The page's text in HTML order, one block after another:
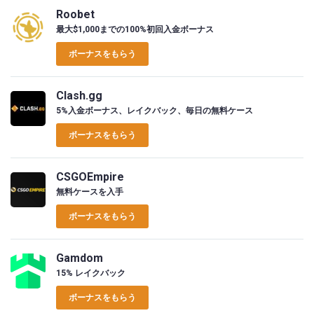
Roobet
最大$1,000までの100%初回入金ボーナス
ボーナスをもらう
Clash.gg
5%入金ボーナス、レイクバック、毎日の無料ケース
ボーナスをもらう
CSGOEmpire
無料ケースを入手
ボーナスをもらう
Gamdom
15% レイクバック
ボーナスをもらう